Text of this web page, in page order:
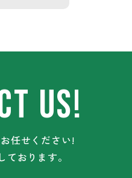
US!
任せください!
ております。